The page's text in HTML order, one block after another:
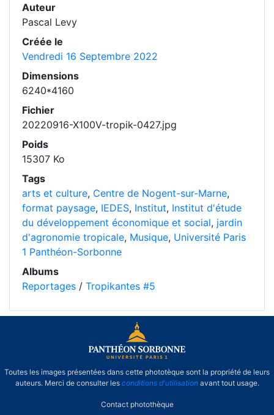
Auteur
Pascal Levy
Créée le
Vendredi 16 Septembre 2022
Dimensions
6240*4160
Fichier
20220916-X100V-tropik-0427.jpg
Poids
15307 Ko
Tags
arts et culture, Centre de Nogent-sur-Marne,
format paysage, IEDES, Institut, Institut d'étude
du développement économique et social, jardin
d'agronomie tropicale, Musique, Université Paris
1 Panthéon-Sorbonne
Albums
Reportages / Tropikantes #5
Toutes les images présentées dans cette phototèque sont la propriété de leurs
auteurs. Merci de consulter les conditions d'utilisationavant tout usage.
Contact photothèque